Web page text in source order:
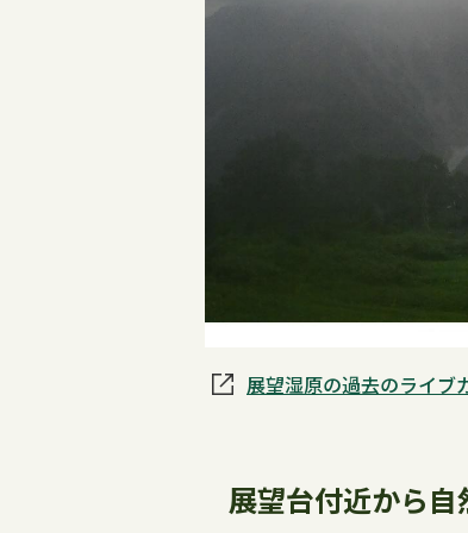
展望湿原の過去のライブ
展望台付近から自